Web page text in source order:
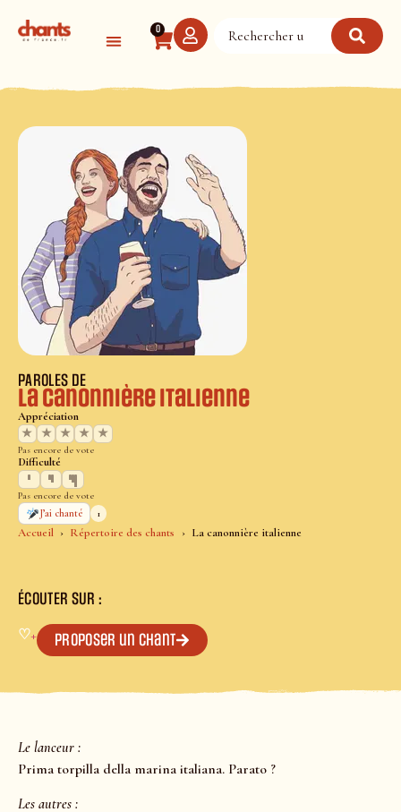
0
Accueil Répertoire des chants La canonnière italienne
PAROLES DE
La canonnière italienne
Appréciation
★
★ ★ ★ ★
Pas encore de vote
Difficulté
Pas encore de vote
J’ai chanté
1
ÉCOUTER SUR :
♡+ Proposer un chant
Le lanceur :
Prima torpilla della marina italiana. Parato ?
Les autres :